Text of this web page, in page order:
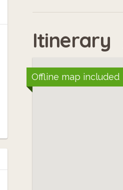
Itinerary
Offline map included